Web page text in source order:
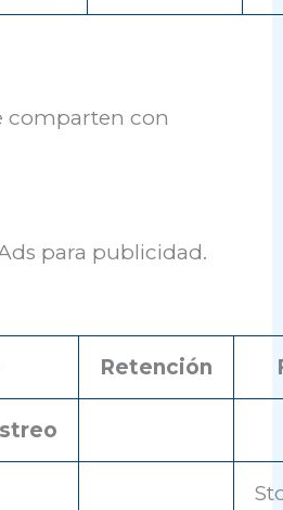
comparten con
para publicidad.
Retención